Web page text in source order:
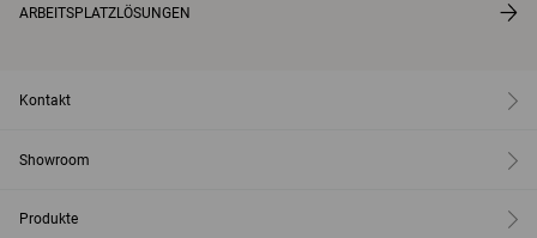
ARBEITSPLATZLÖSUNGEN
Kontakt
Showroom
Produkte